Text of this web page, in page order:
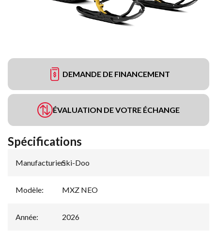
DEMANDE DE FINANCEMENT
ÉVALUATION DE VOTRE ÉCHANGE
Spécifications
Manufacturier:
Ski-Doo
Modèle: MXZ NEO
Année: 2026